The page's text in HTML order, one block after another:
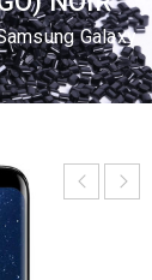
Galaxy